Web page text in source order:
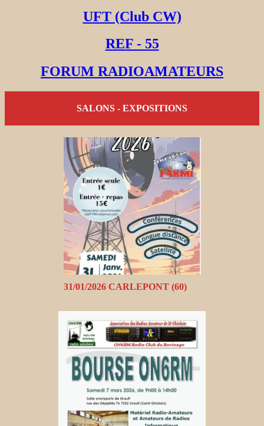
UFT (Club CW)
REF - 55
FORUM RADIOAMATEURS
SALONS - EXPOSITIONS
31/01/2026 CARLEPONT (60)